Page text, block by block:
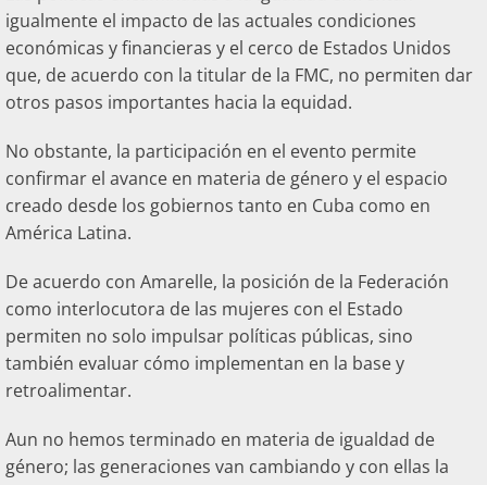
igualmente el impacto de las actuales condiciones
económicas y financieras y el cerco de Estados Unidos
que, de acuerdo con la titular de la FMC, no permiten dar
otros pasos importantes hacia la equidad.
No obstante, la participación en el evento permite
confirmar el avance en materia de género y el espacio
creado desde los gobiernos tanto en Cuba como en
América Latina.
De acuerdo con Amarelle, la posición de la Federación
como interlocutora de las mujeres con el Estado
permiten no solo impulsar políticas públicas, sino
también evaluar cómo implementan en la base y
retroalimentar.
Aun no hemos terminado en materia de igualdad de
género; las generaciones van cambiando y con ellas la